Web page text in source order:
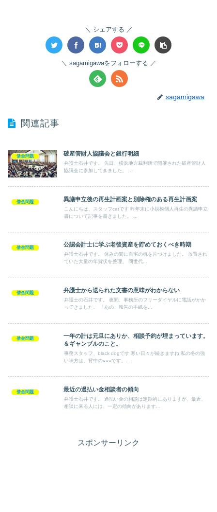
シェアする
sagamigawaをフォローする
sagamigawa
関連記事
借金問題 破産管財人協議会と銀行明細
弁護士石井です。 先日、横浜地方裁判所で開催された破産管財人
借金問題 異議申立後の再生計画案と別除権のある再生計画案
こんにちは、スタッフcatです 昨年末に小規模個人再生の異議申立
借金問題 公認会計士に学ぶ老後資産を貯めておくべき時期
弁護士石井です。 休みの間に自宅の机を片づけました。 放置され
ていた大量の年賀状を整理。 同世代...
借金問題 弁護士から送られた文書の意味がわからない
弁護士の石井です。 夜間、事務所のフリーダイヤルに電話がかか
ってきました。 「あの、報告の手紙を...
借金問題
一年の計は元旦にありか、相談予約が埋まっています。
＆ギャンブルのこと。
事務スタッフ、black dogです 寒い日々が続きますね 私の冬の強
い味方は、背中の○○○です。...
借金問題 最近の過払い金相談者の傾向
弁護士石井です。 過払い金の相談は定期的にありますが、最近、
相談に来る人には、一定の傾向があります...
スポンサーリンク